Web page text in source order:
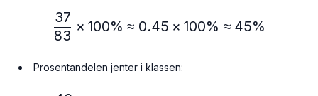
\frac{37}{83} × 100\%≈
83
37
× 100% ≈ 0.45 × 100% ≈ 45%
Prosentandelen jenter i klassen: